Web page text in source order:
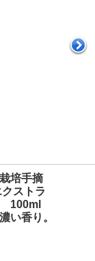
培手摘
ストラ
100ml
い香り。